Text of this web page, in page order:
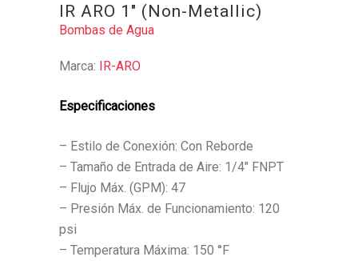
IR ARO 1″ (Non-Metallic)
Bombas de Agua
Marca: IR-ARO
Especificaciones
– Estilo de Conexión: Con Reborde
– Tamaño de Entrada de Aire: 1/4″ FNPT
– Flujo Máx. (GPM): 47
– Presión Máx. de Funcionamiento: 120
psi
– Temperatura Máxima: 150 °F